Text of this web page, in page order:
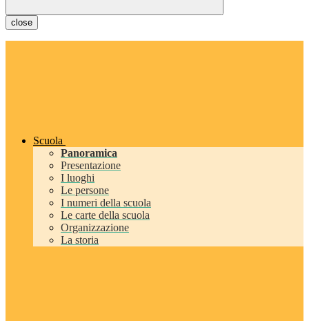
close
Scuola
Panoramica
Presentazione
I luoghi
Le persone
I numeri della scuola
Le carte della scuola
Organizzazione
La storia